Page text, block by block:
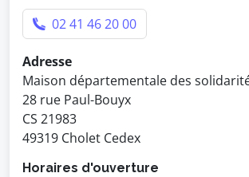
02 41 46 20 00
Adresse
Maison départementale des
28 rue Paul-Bouyx
CS 21983
49319 Cholet Cedex
Horaires d'ouverture